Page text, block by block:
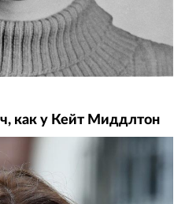
как у Кейт Миддлтон